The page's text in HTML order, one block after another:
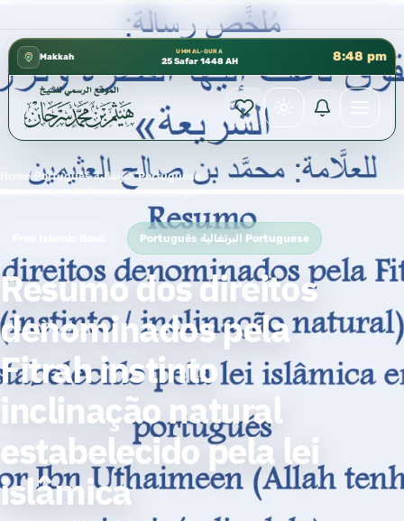
Makkah
UMM AL-QURA
25 Safar 1448 AH 8:48 pm
Home› Português البرتغالية Portuguese
Português البرتغالية Portuguese
Resumo dos direitos
denominados pela
Fitrah instinto
inclinação natural
estabelecido pela lei
islâmica